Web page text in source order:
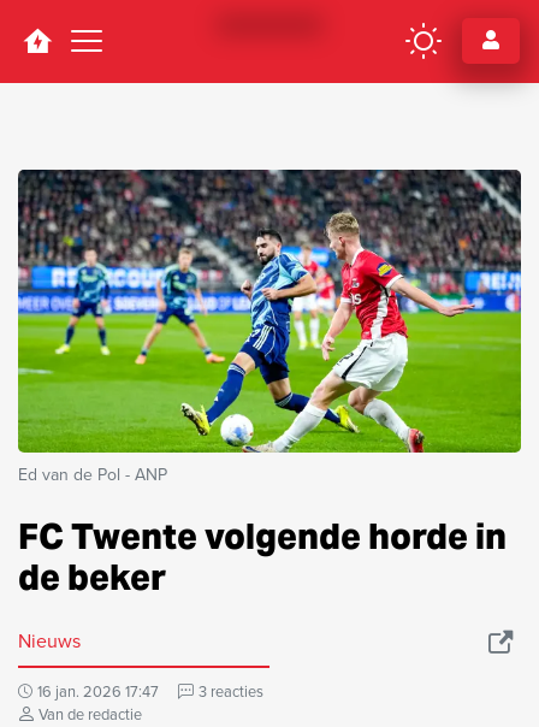
Navigation
Ed van de Pol - ANP
FC Twente volgende horde in
de beker
Nieuws
16 jan. 2026 17:47
3 reacties
Van de redactie